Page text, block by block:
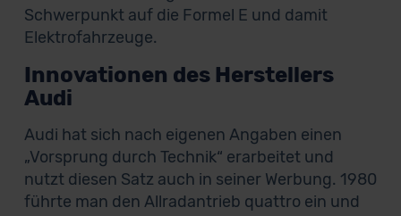
Schwerpunkt auf die Formel E und damit
Elektrofahrzeuge.
Innovationen des Herstellers
Audi
Audi hat sich nach eigenen Angaben einen
„Vorsprung durch Technik“ erarbeitet und
nutzt diesen Satz auch in seiner Werbung. 1980
führte man den Allradantrieb quattro ein und